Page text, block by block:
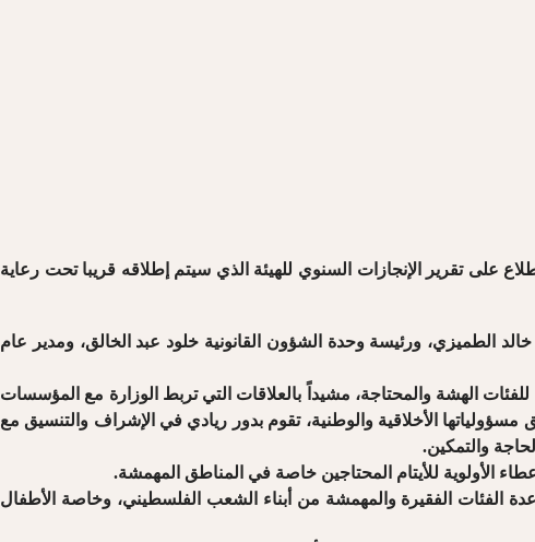
على تقرير الإنجازات السنوي للهيئة الذي سيتم إطلاقه قريبا تحت رعاية
الطميزي، ورئيسة وحدة الشؤون القانونية خلود عبد الخالق، ومدير عام
الهشة والمحتاجة، مشيداً بالعلاقات التي تربط الوزارة مع المؤسسات
الأخلاقية والوطنية، تقوم بدور ريادي في الإشراف والتنسيق مع
والتمكين.
الأولوية للأيتام المحتاجين خاصة في المناطق المهمشة.
الفئات الفقيرة والمهمشة من أبناء الشعب الفلسطيني، وخاصة الأطفال